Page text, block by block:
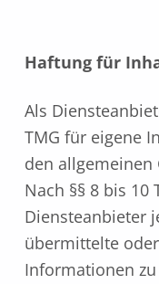
Haftung für
Als
TMG für eigene
den allgemeinen
Nach §§ 8 bis 10
Diensteanbieter
übermittelte
Informationen